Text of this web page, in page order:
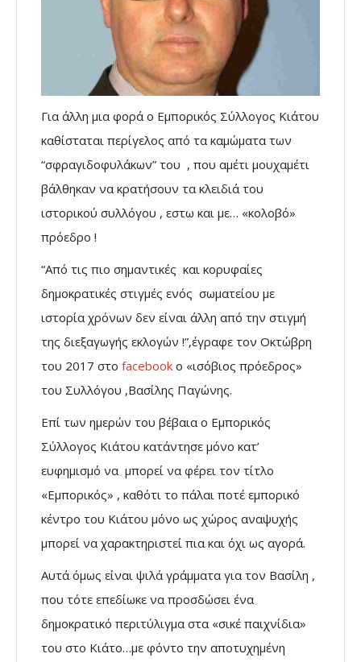
Για άλλη μια φορά ο Εμπορικός Σύλλογος Κιάτου
καθίσταται περίγελος από τα καμώματα των
“σφραγιδοφυλάκων” του , που αμέτι μουχαμέτι
βάλθηκαν να κρατήσουν τα κλειδιά του
ιστορικού συλλόγου , εστω και με… «κολοβό»
πρόεδρο !
“Από τις πιο σημαντικές και κορυφαίες
δημοκρατικές στιγμές ενός σωματείου με
ιστορία χρόνων δεν είναι άλλη από την στιγμή
της διεξαγωγής εκλογών !”,έγραφε τον Οκτώβρη
του 2017 στο facebook ο «ισόβιος πρόεδρος»
του Συλλόγου ,Βασίλης Παγώνης.
Επί των ημερών του βέβαια ο Εμπορικός
Σύλλογος Κιάτου κατάντησε μόνο κατ’
ευφημισμό να μπορεί να φέρει τον τίτλο
«Εμπορικός» , καθότι το πάλαι ποτέ εμπορικό
κέντρο του Κιάτου μόνο ως χώρος αναψυχής
μπορεί να χαρακτηριστεί πια και όχι ως αγορά.
Αυτά όμως είναι ψιλά γράμματα για τον Βασίλη ,
που τότε επεδίωκε να προσδώσει ένα
δημοκρατικό περιτύλιγμα στα «σικέ παιχνίδια»
του στο Κιάτο…με φόντο την αποτυχημένη